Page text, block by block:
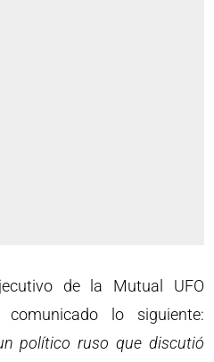
de la Mutual UFO
lo siguiente:
político ruso que discutió